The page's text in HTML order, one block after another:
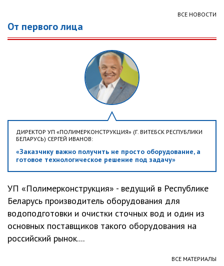
ВСЕ НОВОСТИ
От первого лица
ДИРЕКТОР УП «ПОЛИМЕРКОНСТРУКЦИЯ» (Г. ВИТЕБСК РЕСПУБЛИКИ
БЕЛАРУСЬ) СЕРГЕЙ ИВАНОВ:
«Заказчику важно получить не просто оборудование, а
готовое технологическое решение под задачу»
УП «Полимерконструкция» - ведущий в Республике
Беларусь производитель оборудования для
водоподготовки и очистки сточных вод и один из
основных поставщиков такого оборудования на
российский рынок....
ВСЕ МАТЕРИАЛЫ